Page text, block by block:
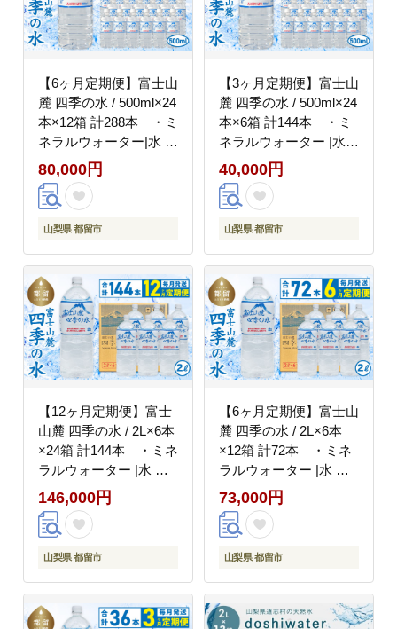
【6ヶ月定期便】富士山
麓 四季の水 / 500ml×24
本×12箱 計288本 ・ミ
ネラルウォーター|水 ペ
ットボトル 飲料水 保存
水 備蓄用 防災対策【都
留市】
80,000円
山梨県 都留市
【3ヶ月定期便】富士山
麓 四季の水 / 500ml×24
本×6箱 計144本 ・ミ
ネラルウォーター |水
ペットボトル 飲料水 保
存水 備蓄用 防災対策
【都留市】
40,000円
山梨県 都留市
【12ヶ月定期便】富士
山麓 四季の水 / 2L×6本
×24箱 計144本 ・ミネ
ラルウォーター |水 ペ
ットボトル 飲料水 保存
水 備蓄用 防災対策【都
留市】
146,000円
山梨県 都留市
【6ヶ月定期便】富士山
麓 四季の水 / 2L×6本
×12箱 計72本 ・ミネ
ラルウォーター |水 ペ
ットボトル 飲料水 保存
水 備蓄用 防災対策【都
留市】
73,000円
山梨県 都留市